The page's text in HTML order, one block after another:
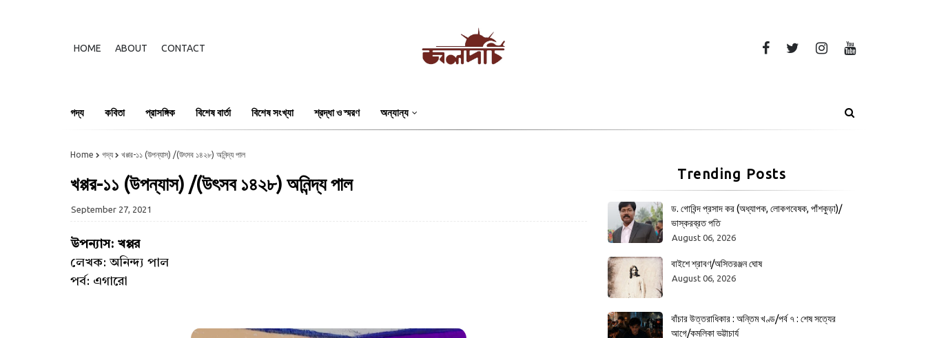
HOME ABOUT CONTACT
গদ্য কবিতা প্রাসঙ্গিক বিশেষ বার্তা বিশেষ সংখ্যা শ্রদ্ধা ও স্মরণ অন্যান্য
Home গদ্য খপ্পর-১১ (উপন্যাস) /(উৎসব ১৪২৮) অনিন্দ্য পাল
খপ্পর-১১ (উপন্যাস) /(উৎসব ১৪২৮) অনিন্দ্য পাল
September 27, 2021
উপন্যাস: খপ্পর
লেখক: অনিন্দ্য পাল
পর্ব: এগারো
Trending Posts
ড. গোবিন্দ প্রসাদ কর (অধ্যাপক, লোকগবেষক, পাঁশকুড়া)/
ভাস্করব্রত পতি
August 06, 2026
বাইশে শ্রাবণ/অসিতরঞ্জন ঘোষ
August 06, 2026
বাঁচার উত্তরাধিকার : অন্তিম খণ্ড/পর্ব ৭ : শেষ সত্যের
আগে/কমলিকা ভট্টাচার্য